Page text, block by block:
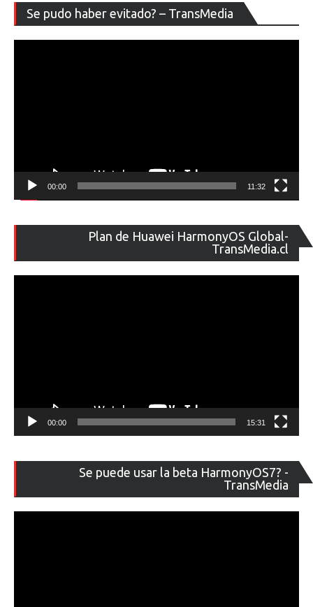
Se pudo haber evitado? – TransMedia
de
00:00 11:32
Plan de Huawei HarmonyOS Global-
TransMedia.cl
de
00:00 15:31
Se puede usar la beta HarmonyOS7? -
TransMedia
de